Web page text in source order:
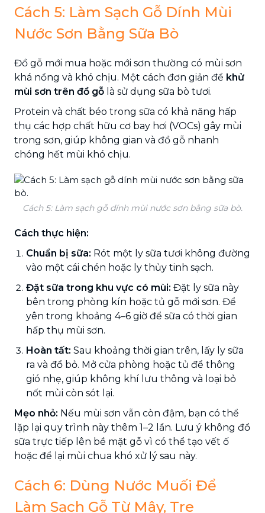
Cách 5: Làm Sạch Gỗ Dính Mùi
Nước Sơn Bằng Sữa Bò
Đồ gỗ mới mua hoặc mới sơn thường có mùi sơn
khá nồng và khó chịu. Một cách đơn giản để khử
mùi sơn trên đồ gỗ là sử dụng sữa bò tươi.
Protein và chất béo trong sữa có khả năng hấp
thụ các hợp chất hữu cơ bay hơi (VOCs) gây mùi
trong sơn, giúp không gian và đồ gỗ nhanh
chóng hết mùi khó chịu.
Cách 5: Làm sạch gỗ dính mùi nước sơn bằng sữa bò.
Cách thực hiện:
Chuẩn bị sữa: Rót một ly sữa tươi không đường
vào một cái chén hoặc ly thủy tinh sạch.
Đặt sữa trong khu vực có mùi: Đặt ly sữa này
bên trong phòng kín hoặc tủ gỗ mới sơn. Để
yên trong khoảng 4–6 giờ để sữa có thời gian
hấp thụ mùi sơn.
Hoàn tất: Sau khoảng thời gian trên, lấy ly sữa
ra và đổ bỏ. Mở cửa phòng hoặc tủ để thông
gió nhẹ, giúp không khí lưu thông và loại bỏ
nốt mùi còn sót lại.
Mẹo nhỏ: Nếu mùi sơn vẫn còn đậm, bạn có thể
lặp lại quy trình này thêm 1–2 lần. Lưu ý không đổ
sữa trực tiếp lên bề mặt gỗ vì có thể tạo vết ố
hoặc để lại mùi chua khó xử lý sau này.
Cách 6: Dùng Nước Muối Để
Làm Sạch Gỗ Từ Mây, Tre